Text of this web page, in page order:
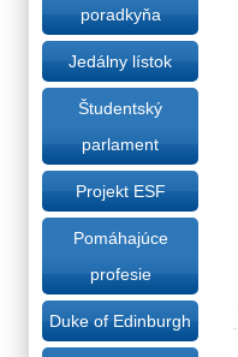
poradkyňa
Jedálny lístok
Študentský
parlament
Projekt ESF
Pomáhajúce
profesie
Duke of Edinburgh